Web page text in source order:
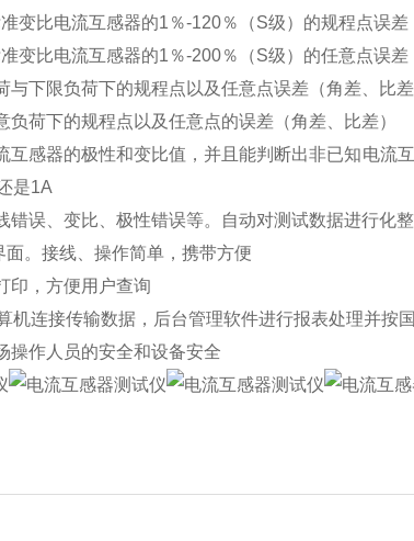
变比电流互感器的1％-120％（S级）的规程点误差
变比电流互感器的1％-200％（S级）的任意点误差
下限负荷下的规程点以及任意点误差（角差、比差
荷下的规程点以及任意点的误差（角差、比差）
感器的极性和变比值，并且能判断出非已知电流
是1A
错误、变比、极性错误等。自动对测试数据进行化
。接线、操作简单，携带方便
印，方便用户查询
机连接传输数据，后台管理软件进行报表处理并按
操作人员的安全和设备安全